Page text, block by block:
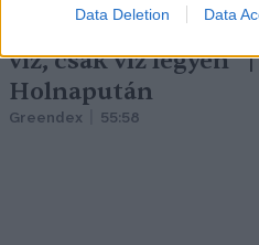
Data Deletion Data
„Mindegy már,
víz, csak víz legyen” |
Holnapután
Greendex 55:58